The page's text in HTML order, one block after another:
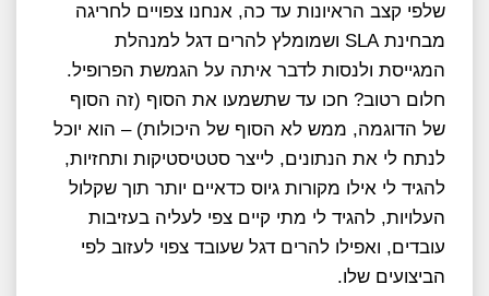
שלפי קצב הראיונות עד כה, אנחנו צפויים לחריגה
מבחינת SLA ושמומלץ להרים דגל למנהלת
המגייסת ולנסות לדבר איתה על הגמשת הפרופיל.
חלום רטוב? חכו עד שתשמעו את הסוף (זה הסוף
של הדוגמה, ממש לא הסוף של היכולות) – הוא יוכל
לנתח לי את הנתונים, לייצר סטטיסטיקות ותחזיות,
להגיד לי אילו מקורות גיוס כדאיים יותר תוך שקלול
העלויות, להגיד לי מתי קיים צפי לעליה בעזיבות
עובדים, ואפילו להרים דגל שעובד צפוי לעזוב לפי
הביצועים שלו.